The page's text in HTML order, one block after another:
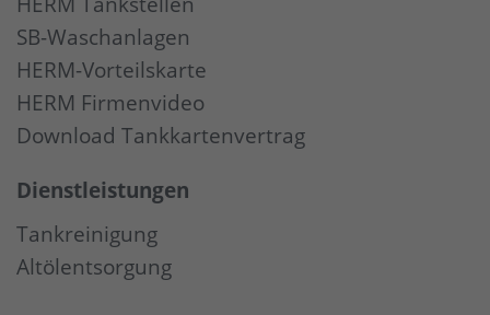
SB-Waschanlagen
HERM-Vorteilskarte
HERM Firmenvideo
Download Tankkartenvertrag
Dienstleistungen
Tankreinigung
Altölentsorgung